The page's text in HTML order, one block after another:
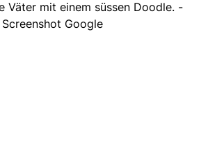
Väter mit einem süssen Doodle. -
Screenshot Google